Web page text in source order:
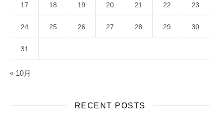
17 18 19 20 21 22 23
24 25 26 27 28 29 30
31
« 10月
RECENT POSTS